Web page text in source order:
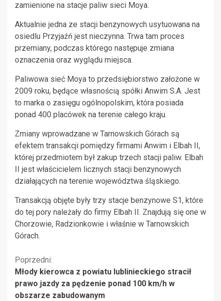
zamienione na stacje paliw sieci Moya.
Aktualnie jedna ze stacji benzynowych usytuowana na
osiedlu Przyjaźń jest nieczynna. Trwa tam proces
przemiany, podczas którego następuje zmiana
oznaczenia oraz wyglądu miejsca.
Paliwowa sieć Moya to przedsiębiorstwo założone w
2009 roku, będące własnością spółki Anwim S.A. Jest
to marka o zasięgu ogólnopolskim, która posiada
ponad 400 placówek na terenie całego kraju.
Zmiany wprowadzane w Tarnowskich Górach są
efektem transakcji pomiędzy firmami Anwim i Elbah II,
której przedmiotem był zakup trzech stacji paliw. Elbah
II jest właścicielem licznych stacji benzynowych
działających na terenie województwa śląskiego.
Transakcją objęte były trzy stacje benzynowe S1, które
do tej pory należały do firmy Elbah II. Znajdują się one w
Chorzowie, Radzionkowie i właśnie w Tarnowskich
Górach.
Kontynuuj
czytanie
Poprzedni:
Młody kierowca z powiatu lublinieckiego stracił
prawo jazdy za pędzenie ponad 100 km/h w
obszarze zabudowanym